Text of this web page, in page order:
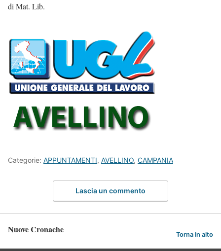
di Mat. Lib.
Categorie: APPUNTAMENTI, AVELLINO, CAMPANIA
Lascia un commento
Nuove Cronache Torna in alto